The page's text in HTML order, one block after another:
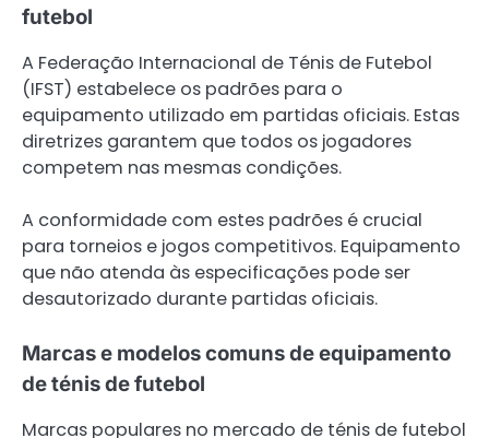
futebol
A Federação Internacional de Ténis de Futebol
(IFST) estabelece os padrões para o
equipamento utilizado em partidas oficiais. Estas
diretrizes garantem que todos os jogadores
competem nas mesmas condições.
A conformidade com estes padrões é crucial
para torneios e jogos competitivos. Equipamento
que não atenda às especificações pode ser
desautorizado durante partidas oficiais.
Marcas e modelos comuns de equipamento
de ténis de futebol
Marcas populares no mercado de ténis de futebol